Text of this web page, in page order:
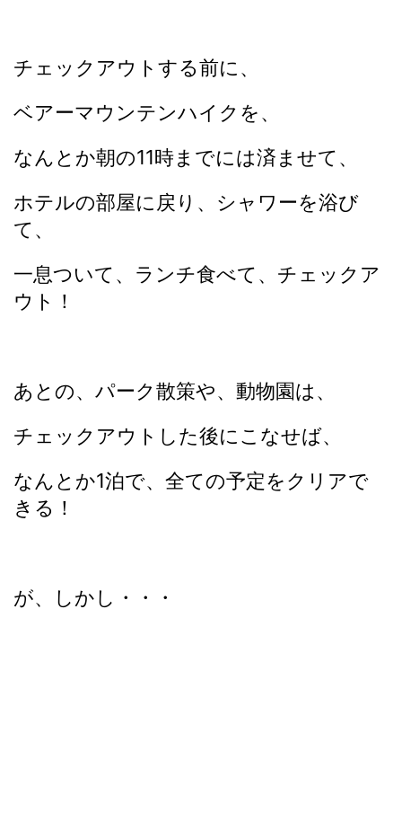
チェックアウトする前に、
ベアーマウンテンハイクを、
なんとか朝の11時までには済ませて、
ホテルの部屋に戻り、シャワーを浴び
て、
一息ついて、ランチ食べて、チェックア
ウト！
あとの、パーク散策や、動物園は、
チェックアウトした後にこなせば、
なんとか1泊で、全ての予定をクリアで
きる！
が、しかし・・・